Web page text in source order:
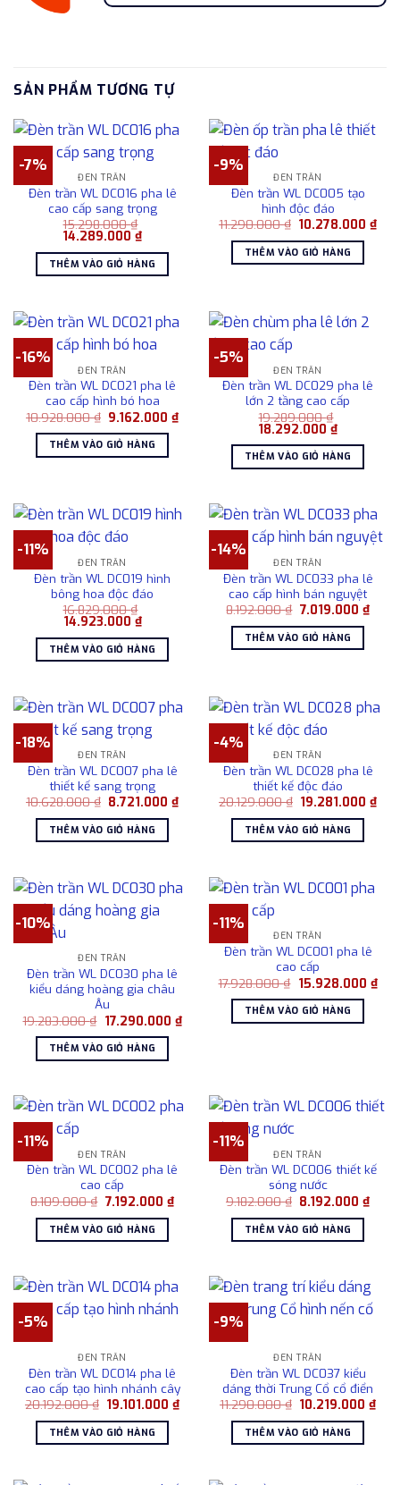
SẢN PHẨM TƯƠNG TỰ
-7%
ĐÈN TRẦN
Đèn trần WL DC016 pha lê
cao cấp sang trọng
15.298.000₫
Giá
là:
15.298.000 ₫.
14.289.000 ₫Giá
tại
là:
THÊM VÀO GIỎ HÀNG
-9%
ĐÈN TRẦN
Đèn trần WL DC005 tạo
hình độc đáo
11.290.000₫ Giá
là:
11.290.000 ₫.
10.278.000₫Giá
THÊM VÀO GIỎ HÀNG
-16%
ĐÈN TRẦN
Đèn trần WL DC021 pha lê
cao cấp hình bó hoa
10.928.000₫ Giá
là:
10.928.000 ₫.
9.162.000₫Giá
hiện
9.162.000 ₫.
THÊM VÀO GIỎ HÀNG
-5%
ĐÈN TRẦN
Đèn trần WL DC029 pha lê
lớn 2 tầng cao cấp
19.289.000₫
Giá
là:
19.289.000 ₫.
18.292.000 ₫Giá
hiện
tại
là:
THÊM VÀO GIỎ HÀNG
-11%
ĐÈN TRẦN
Đèn trần WL DC019 hình
bông hoa độc đáo
16.829.000₫
Giá
là:
16.829.000 ₫.
14.923.000 ₫Giá
hiện
tại
là:
14.923.000 ₫.
THÊM VÀO GIỎ HÀNG
-14%
ĐÈN TRẦN
Đèn trần WL DC033 pha lê
cao cấp hình bán nguyệt
8.192.000₫ Giá
là:
8.192.000 ₫.
7.019.000 ₫Giá
hiện
THÊM VÀO GIỎ HÀNG
-18%
ĐÈN TRẦN
Đèn trần WL DC007 pha lê
thiết kế sang trọng
10.628.000₫ Giá
là:
10.628.000 ₫.
8.721.000₫Giá
hiện
8.721.000 ₫.
THÊM VÀO GIỎ HÀNG
-4%
ĐÈN TRẦN
Đèn trần WL DC028 pha lê
thiết kế độc đáo
20.129.000₫ Giá
là:
20.129.000 ₫.
19.281.000₫Giá
hiện
THÊM VÀO GIỎ HÀNG
-10%
ĐÈN TRẦN
Đèn trần WL DC030 pha lê
kiểu dáng hoàng gia châu
Âu
19.283.000₫ Giá
là:
19.283.000 ₫.
17.290.000 ₫Giá
hiện
THÊM VÀO GIỎ HÀNG
-11%
ĐÈN TRẦN
Đèn trần WL DC001 pha lê
cao cấp
17.928.000₫ Giá
là:
17.928.000 ₫.
15.928.000 ₫Giá
hiện
THÊM VÀO GIỎ HÀNG
-11%
ĐÈN TRẦN
Đèn trần WL DC002 pha lê
cao cấp
8.109.000₫ Giá
là:
8.109.000 ₫.
7.192.000 ₫Giá
hiện
7.192.000 ₫.
THÊM VÀO GIỎ HÀNG
-11%
ĐÈN TRẦN
Đèn trần WL DC006 thiết kế
sóng nước
9.182.000₫ Giá
là:
9.182.000 ₫.
8.192.000₫Giá
hiện
THÊM VÀO GIỎ HÀNG
-5%
ĐÈN TRẦN
Đèn trần WL DC014 pha lê
cao cấp tạo hình nhánh cây
20.192.000₫ Giá
là:
20.192.000 ₫.
19.101.000₫Giá
hiện
19.101.000 ₫.
THÊM VÀO GIỎ HÀNG
-9%
ĐÈN TRẦN
Đèn trần WL DC037 kiểu
dáng thời Trung Cổ cổ điển
11.290.000₫ Giá
là:
11.290.000 ₫.
10.219.000₫Giá
hiện
THÊM VÀO GIỎ HÀNG